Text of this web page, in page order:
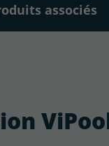
associés